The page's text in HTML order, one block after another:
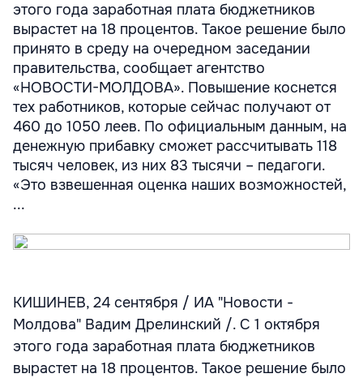
этого года заработная плата бюджетников
вырастет на 18 процентов. Такое решение было
принято в среду на очередном заседании
правительства, сообщает агентство
«НОВОСТИ-МОЛДОВА». Повышение коснется
тех работников, которые сейчас получают от
460 до 1050 леев. По официальным данным, на
денежную прибавку сможет рассчитывать 118
тысяч человек, из них 83 тысячи – педагоги.
«Это взвешенная оценка наших возможностей,
...
КИШИНЕВ, 24 сентября / ИА "Новости -
Молдова" Вадим Дрелинский /. С 1 октября
этого года заработная плата бюджетников
вырастет на 18 процентов. Такое решение было